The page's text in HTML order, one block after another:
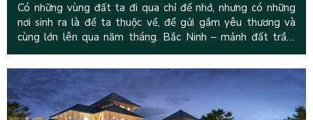
Có những vùng đất ta đi qua chỉ để nhớ, nhưng có những
nơi sinh ra là để ta thuộc về, để gửi gắm yêu thương và
cùng lớn lên qua năm tháng. Bắc Ninh – mảnh đất trầm
tích